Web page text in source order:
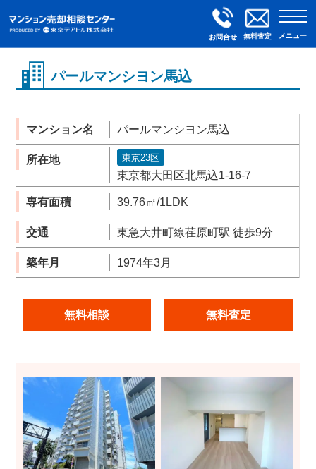
お問合せ 無料査定 メニュー
パールマンシヨン馬込
マンション名 パールマンシヨン馬込
所在地 東京23区
東京都大田区北馬込1-16-7
専有面積 39.76㎡/1LDK
交通 東急大井町線荏原町駅 徒歩9分
築年月 1974年3月
無料相談 無料査定